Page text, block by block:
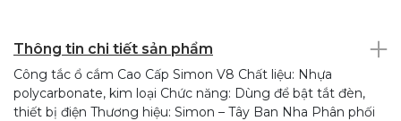
Thông tin chi tiết sản phẩm
Công tắc ổ cắm Cao Cấp Simon V8 Chất liệu: Nhựa
polycarbonate, kim loại Chức năng: Dùng để bật tắt đèn,
thiết bị điện Thương hiệu: Simon – Tây Ban Nha Phân phối